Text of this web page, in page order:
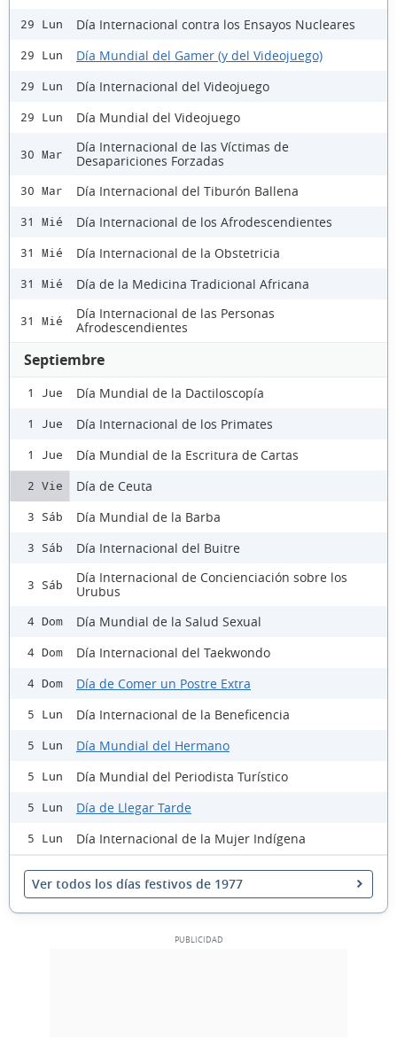
29 Lun Día Internacional contra los Ensayos Nucleares
29 Lun Día Mundial del Gamer (y del Videojuego)
29 Lun Día Internacional del Videojuego
29 Lun Día Mundial del Videojuego
30 Mar
Día Internacional de las Víctimas de
Desapariciones Forzadas
30 Mar Día Internacional del Tiburón Ballena
31 Mié Día Internacional de los Afrodescendientes
31 Mié Día Internacional de la Obstetricia
31 Mié Día de la Medicina Tradicional Africana
31 Mié
Día Internacional de las Personas
Afrodescendientes
Septiembre
1 Jue Día Mundial de la Dactiloscopía
1 Jue Día Internacional de los Primates
1 Jue Día Mundial de la Escritura de Cartas
2 Vie Día de Ceuta
3 Sáb Día Mundial de la Barba
3 Sáb Día Internacional del Buitre
3 Sáb
Día Internacional de Concienciación sobre los
Urubus
4 Dom Día Mundial de la Salud Sexual
4 Dom Día Internacional del Taekwondo
4 Dom Día de Comer un Postre Extra
5 Lun Día Internacional de la Beneficencia
5 Lun Día Mundial del Hermano
5 Lun Día Mundial del Periodista Turístico
5 Lun Día de Llegar Tarde
5 Lun Día Internacional de la Mujer Indígena
Ver todos los días festivos de 1977